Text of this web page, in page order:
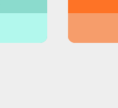
Aggiungi un commento